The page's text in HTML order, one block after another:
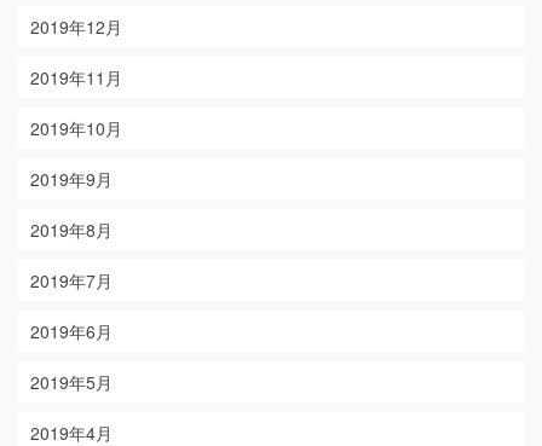
2019年12月
2019年11月
2019年10月
2019年9月
2019年8月
2019年7月
2019年6月
2019年5月
2019年4月